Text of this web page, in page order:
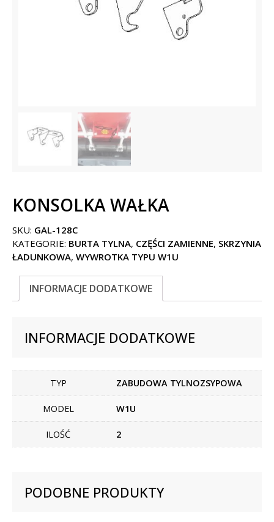
KONSOLKA WAŁKA
SKU: GAL-128C
KATEGORIE: BURTA TYLNA, CZĘŚCI ZAMIENNE, SKRZYNIA
ŁADUNKOWA, WYWROTKA TYPU W1U
INFORMACJE DODATKOWE
INFORMACJE DODATKOWE
TYP ZABUDOWA TYLNOZSYPOWA
MODEL W1U
ILOŚĆ 2
PODOBNE PRODUKTY